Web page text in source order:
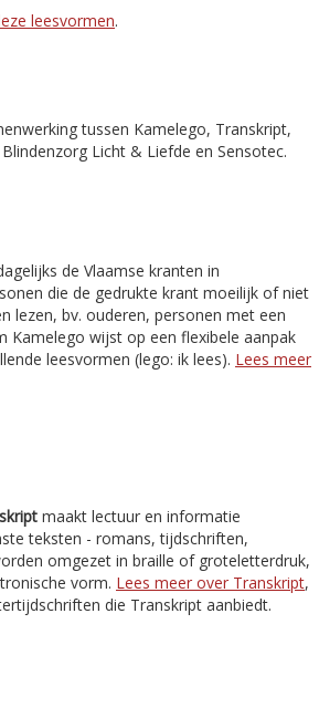
leesvormen.
tussen Kamelego, Transkript,
Licht & Liefde en Sensotec.
de Vlaamse kranten in
die de gedrukte krant moeilijk of niet
lezen, bv. ouderen, personen met een
Kamelego wijst op een flexibele aanpak
leesvormen (lego: ik lees). Lees meer
maakt lectuur en informatie
teksten - romans, tijdschriften,
omgezet in braille of groteletterdruk,
vorm. Lees meer over Transkript,
die Transkript aanbiedt.